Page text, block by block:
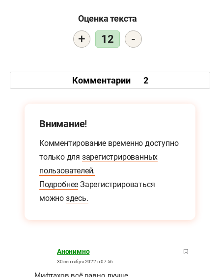
Оценка текста
+ 12 -
Комментарии 2
Внимание!
Комментирование временно доступно
только для зарегистрированных
пользователей.
Подробнее Зарегистрироваться
можно здесь.
Анонимно
30 сентября 2022 в 07:56